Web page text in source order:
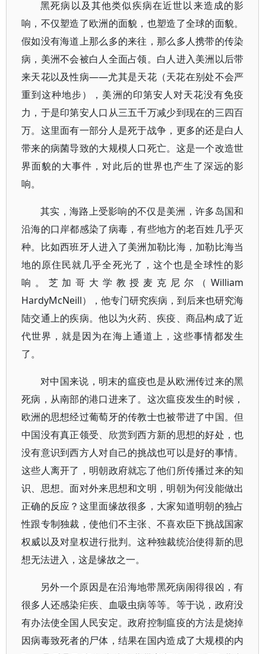
黑死病以及其他类似疾病在近世以来造成的影
响，不仅塑造了欧洲的面貌，也塑造了全球的面貌。
假如没有海道上那么多的来往，那么多人携带的传染
病，美洲不会被白人全面占领。白人进入美洲以后带
来天花以及性病——尤其是天花（天花在别处不会严
重到这种地步），美洲的印第安人对天花没有免疫
力，于是印第安人口从三五千万减少到现在的三四百
万。这里面有一部分人是死于战争，更多的还是白人
带来的病菌导致的大规模人口死亡。这是一个改造世
界面貌的大事件，对此后的世界也产生了深远的影
响。
其实，海路上受影响的不仅是美洲，许多岛国和
沿海的口岸都感染了病毒，有些地方的老百姓几乎灭
种。比如西班牙人进入了美洲加勒比海，加勒比海当
地的原住民就几乎全死光了，这个也是全球性的影
响。芝加哥大学教授麦克尼尔（William
HardyMcNeill），他专门研究疾病，到后来也研究海
陆交通上的疾病。他以为火药、疾疫、商品构成了近
代世界，就是因为在海上通道上，这些事情都发生
了。
对中国来说，明末的瘟疫也是从欧洲传过来的黑
死病，从南部的港口进来了。这次瘟疫发生的时候，
欧洲的思想经过葡萄牙的传教士也被带进了中国。但
中国没有真正领受、欣赏到西方新的思想的好处，也
没有意识到西方人对自己的挑战也可以是好的事情。
这些人离开了，明朝政府就忘了他们所传播过来的知
识、思想。面对外来思想和文明，明朝为何没能做出
正确的反应？这里面缘故很多，大家知道明朝的独占
性跟专制独裁，使他们不主张、不喜欢臣下挑战国家
权威以及对皇权进行批判。这种独裁统治使得新的思
想无法进入，这是缘故之一。
另外一个原因是在沿海地带黑死病闹得很凶，有
很多人还感染疟疾、血吸虫病等等。等于说，政府没
有办法使全国人民安定。政府控制瘟疫的方法是烧掉
因病毒致死者的尸体，结果在国内造成了大规模的内